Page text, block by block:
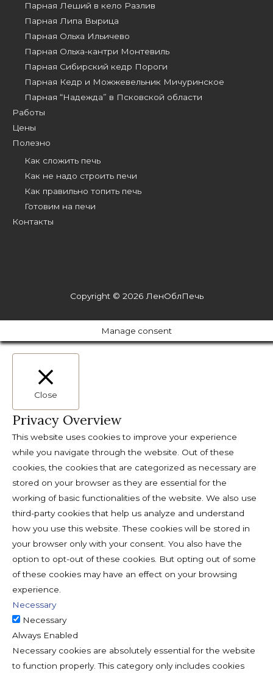
Парная Леший в кело Разлив
Парная Липа Вырица
Парная Ольха Ильичево
Парная Ольха-кантри Монтевиль
Парная Сибирский кедр Пороги
Парная Кедр и Можжевельник Мичуринское
Парная “Надежда” в Псковской области
Работы
Цены
Полезно
Как сложить печь
Как не надо строить печи
Как правильно топить печь
Готовим на печи
Контакты
Copyright © 2026 ЛенОблПечь
Manage consent
Close
Privacy Overview
This website uses cookies to improve your experience
while you navigate through the website. Out of these
cookies, the cookies that are categorized as necessary are
stored on your browser as they are essential for the
working of basic functionalities of the website. We also use
third-party cookies that help us analyze and understand
how you use this website. These cookies will be stored in
your browser only with your consent. You also have the
option to opt-out of these cookies. But opting out of some
of these cookies may have an effect on your browsing
experience.
Necessary
Necessary
Always Enabled
Necessary cookies are absolutely essential for the website
to function properly. This category only includes cookies